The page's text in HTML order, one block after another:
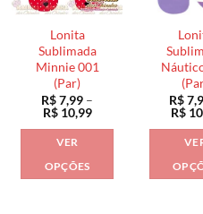
Lonita
Sublimada
Minnie 001
(Par)
R$7,99 –
R$10,99Faixa
VER
OPÇÕES
R$
R$